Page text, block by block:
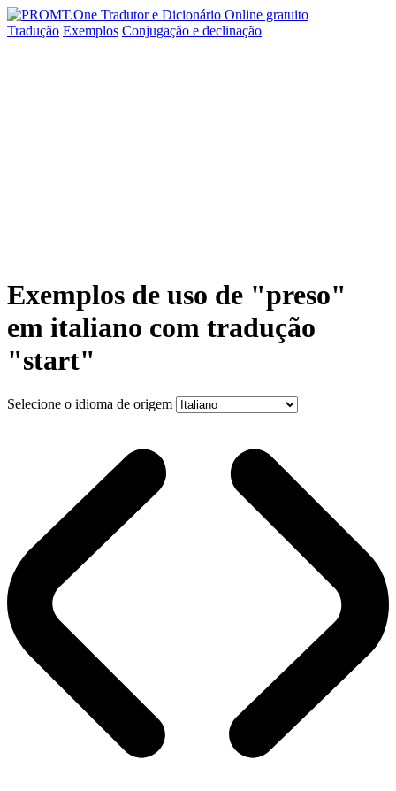
Tradução Exemplos Conjugação e declinação
Exemplos de uso de "preso"
em italiano com tradução
"start"
Selecione o idioma de origem